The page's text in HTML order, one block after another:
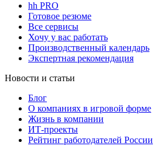
hh PRO
Готовое резюме
Все сервисы
Хочу у вас работать
Производственный календарь
Экспертная рекомендация
Новости и статьи
Блог
О компаниях в игровой форме
Жизнь в компании
ИТ-проекты
Рейтинг работодателей России